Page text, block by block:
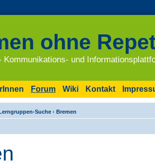
ohne
Kommunikations- und
Forum Wiki Kontakt
Suche ‹ Bremen